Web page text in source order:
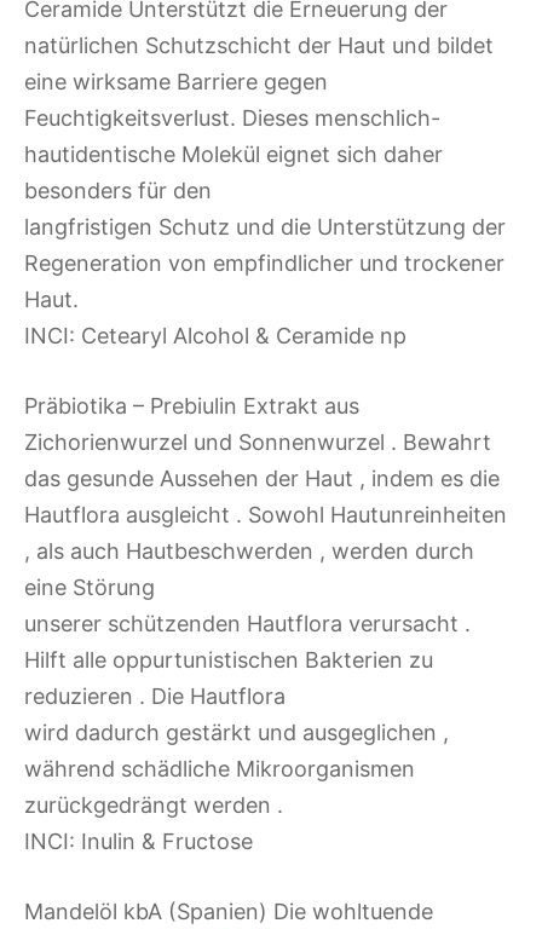
Ceramide Unterstützt die Erneuerung der
natürlichen Schutzschicht der Haut und bildet
eine wirksame Barriere gegen
Feuchtigkeitsverlust. Dieses menschlich-
hautidentische Molekül eignet sich daher
besonders für den
langfristigen Schutz und die Unterstützung der
Regeneration von empfindlicher und trockener
Haut.
INCI: Cetearyl Alcohol & Ceramide np
Präbiotika – Prebiulin Extrakt aus
Zichorienwurzel und Sonnenwurzel . Bewahrt
das gesunde Aussehen der Haut , indem es die
Hautflora ausgleicht . Sowohl Hautunreinheiten
, als auch Hautbeschwerden , werden durch
eine Störung
unserer schützenden Hautflora verursacht .
Hilft alle oppurtunistischen Bakterien zu
reduzieren . Die Hautflora
wird dadurch gestärkt und ausgeglichen ,
während schädliche Mikroorganismen
zurückgedrängt werden .
INCI: Inulin & Fructose
Mandelöl kbA (Spanien) Die wohltuende